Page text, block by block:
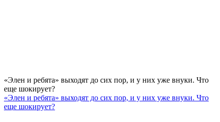
«Элен и ребята» выходят до сих пор, и у них уже внуки. Что
еще шокирует?
«Элен и ребята» выходят до сих пор, и у них уже внуки. Что
еще шокирует?